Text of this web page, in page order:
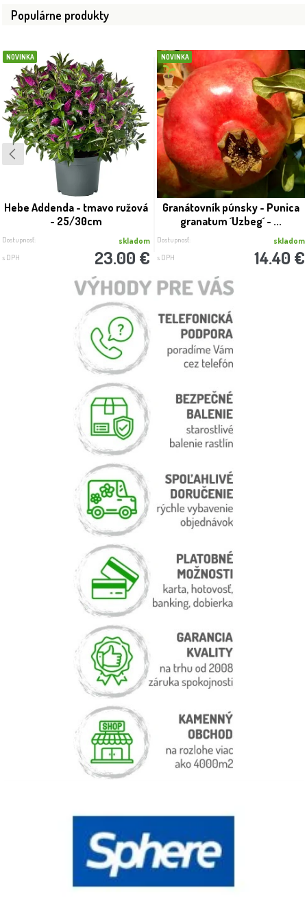
Populárne produkty
NOVINKA
Hebe Addenda - tmavo ružová
- 25/30cm
Dostupnosť: skladom
s DPH 23.00 €
NOVINKA
Granátovník púnsky - Punica
granatum ´Uzbeg´ - ...
Dostupnosť: skladom
s DPH 14.40 €